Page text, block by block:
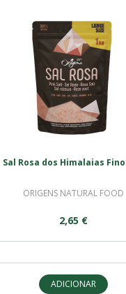
Sal Rosa dos Himalaias
ORIGENS NATURAL FOOD
2,65 €
ADICIONAR